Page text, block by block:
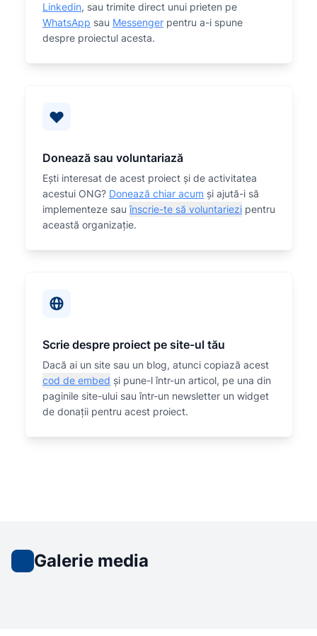
Linkedin, sau trimite direct unui prieten pe
WhatsApp sau Messenger pentru a-i spune
despre proiectul acesta.
Donează sau voluntariază
Eşti interesat de acest proiect și de activitatea
acestui ONG? Donează chiar acum și ajută-i să
implementeze sauînscrie-te să voluntariezi pentru
această organizaţie.
Scrie despre proiect pe site-ul tău
Dacă ai un site sau un blog, atunci copiază acest
cod de embed și pune-l într-un articol, pe una din
paginile site-ului sau într-un newsletter un widget
de donații pentru acest proiect.
Galerie media